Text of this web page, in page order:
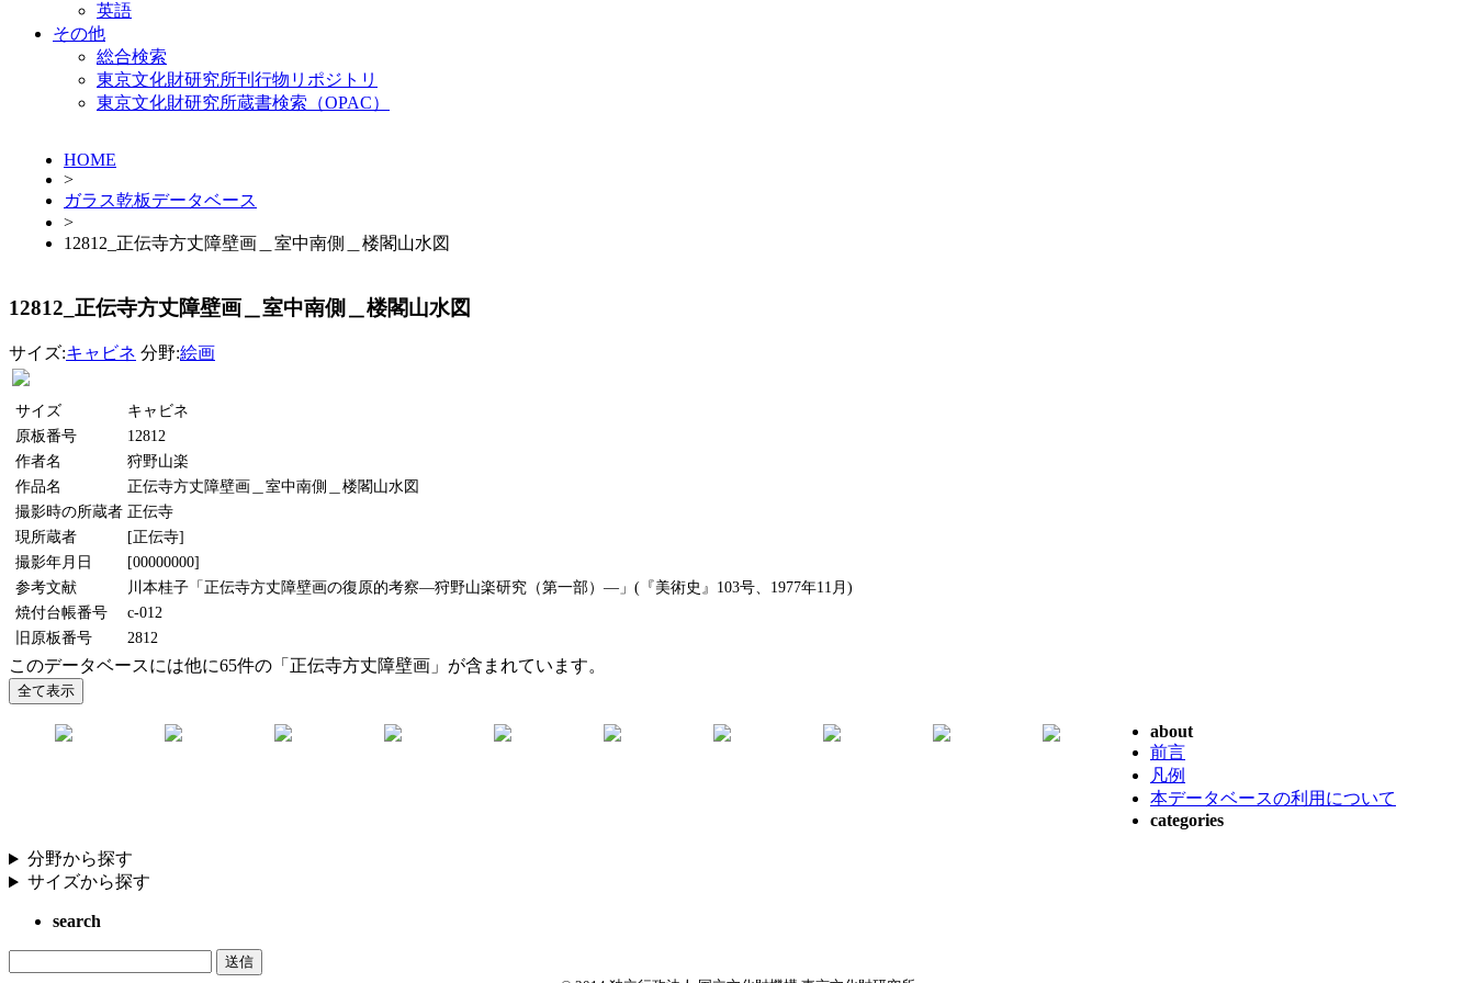
英語
その他
総合検索
東京文化財研究所刊行物リポジトリ
東京文化財研究所蔵書検索（OPAC）
HOME
>
ガラス乾板データベース
>
12812_正伝寺方丈障壁画＿室中南側＿楼閣山水図
12812_正伝寺方丈障壁画＿室中南側＿楼閣山水図
サイズ:キャビネ 分野:絵画
サイズ
キャビネ
原板番号
12812
作者名
狩野山楽
作品名
正伝寺方丈障壁画＿室中南側＿楼閣山水図
撮影時の所蔵者 正伝寺
現所蔵者
[正伝寺]
撮影年月日
[00000000]
参考文献
川本桂子「正伝寺方丈障壁画の復原的考察―狩野山楽研究（第一部）―」(『美術史』103号、1977年11月)
焼付台帳番号
c-012
旧原板番号
2812
このデータベースには他に65件の「正伝寺方丈障壁画」が含まれています。
about
前言
凡例
本データベースの利用について
categories
分野から探す
サイズから探す
search